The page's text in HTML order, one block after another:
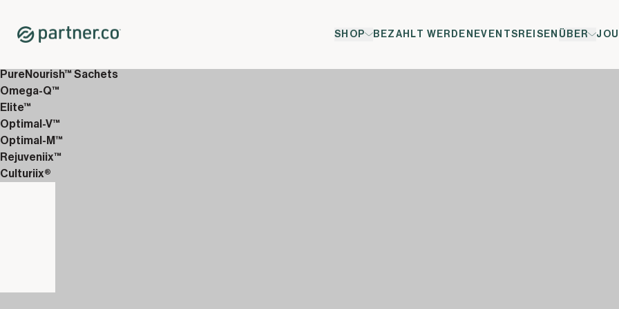
SHOP BEZAHLT WERDEN EVENTS REISEN ÜBER
Shop
12-Wochen-Entdeckungspakete
PureNourish™ Sachets
Omega-Q™
Elite™
Optimal-V™
Optimal-M™
Rejuveniix™
Culturiix®